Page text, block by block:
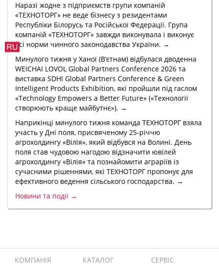
Наразі жодне з підприємств групи компаній
«ТЕХНОТОРГ» не веде бізнесу з резидентами
Республіки Білорусь та Російської Федерації. Група
компаній «ТЕХНОТОРГ» завжди виконувала і виконує
всі норми чинного законодавства України. →
Минулого тижня у Ханої (В’єтнам) відбулася дводенна
WEICHAI LOVOL Global Partners Conference 2026 та
виставка SDHI Global Partners Conference & Green
Intelligent Products Exhibition, які пройшли під гаслом
«Technology Empowers a Better Future» («Технології
створюють краще майбутнє»). →
Наприкінці минулого тижня команда ТЕХНОТОРГ взяла
участь у Дні поля, присвяченому 25-річчю
агрохолдингу «Вілія», який відбувся на Волині. День
поля став чудовою нагодою відзначити ювілей
агрохолдингу «Вілія» та познайомити аграріїв із
сучасними рішеннями, які ТЕХНОТОРГ пропонує для
ефективного ведення сільського господарства. →
Новини та події →
КОМПАНІЯ
КАТАЛОГ
СЕРВІС